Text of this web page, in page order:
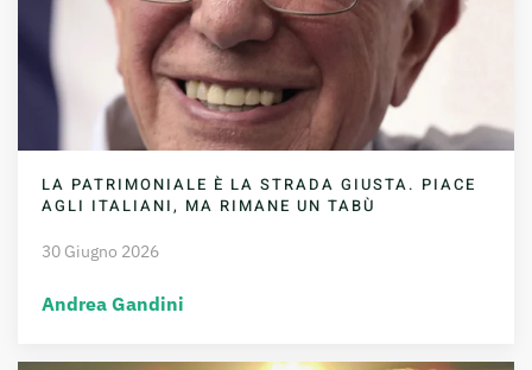
LA PATRIMONIALE È LA STRADA GIUSTA. PIACE
AGLI ITALIANI, MA RIMANE UN TABÙ
30 Giugno 2026
Andrea Gandini